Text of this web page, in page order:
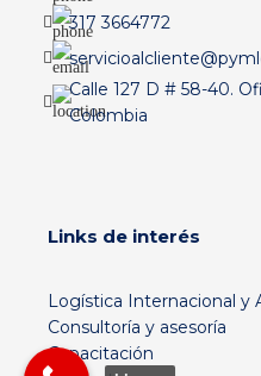
317 3664772
Calle 127 D # 58-40.
Colombia
Links de interés
Logística Internacional y
Consultoría y asesoría
Capacitación